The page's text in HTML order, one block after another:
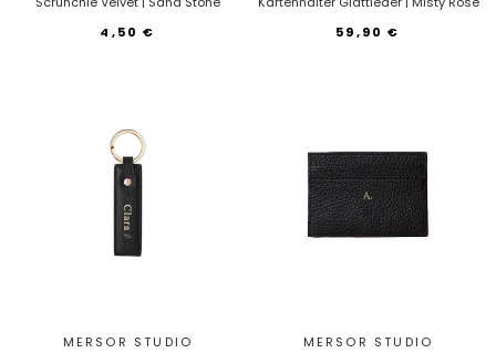
4,50 €
59,90 €
MERSOR STUDIO
MERSOR STUDIO